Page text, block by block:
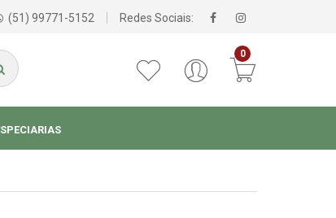
Redes Sociais:
(51) 99771-5152
0